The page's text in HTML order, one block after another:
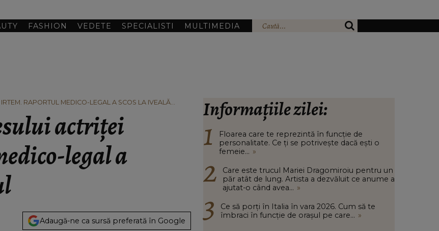
FASHION VEDETE SPECIALISTI MULTIMEDIA
RAPORTUL MEDICO-LEGAL A SCOS LA IVEALĂ
actriței
legal a
Adaugă-ne ca sursă preferată în Google
Informațiile zilei:
Floarea care te reprezintă în funcție de
personalitate. Ce ți se potrivește dacă ești o
femeie... »
Care este trucul Mariei Dragomiroiu pentru un
păr atât de lung. Artista a dezvăluit ce anume a
ajutat-o când avea... »
Ce să porți în Italia în vara 2026. Cum să te
îmbraci în funcție de orașul pe care... »